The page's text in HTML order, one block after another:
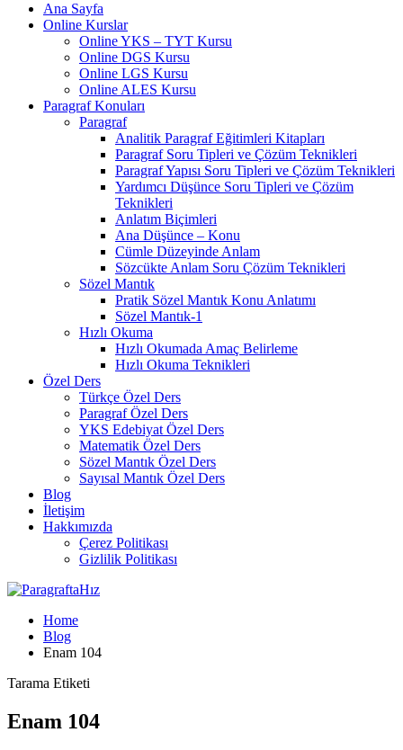
Ana Sayfa
Online Kurslar
Online YKS – TYT Kursu
Online DGS Kursu
Online LGS Kursu
Online ALES Kursu
Paragraf Konuları
Paragraf
Analitik Paragraf Eğitimleri Kitapları
Paragraf Soru Tipleri ve Çözüm Teknikleri
Paragraf Yapısı Soru Tipleri ve Çözüm Teknikleri
Yardımcı Düşünce Soru Tipleri ve Çözüm
Teknikleri
Anlatım Biçimleri
Ana Düşünce – Konu
Cümle Düzeyinde Anlam
Sözcükte Anlam Soru Çözüm Teknikleri
Sözel Mantık
Pratik Sözel Mantık Konu Anlatımı
Sözel Mantık-1
Hızlı Okuma
Hızlı Okumada Amaç Belirleme
Hızlı Okuma Teknikleri
Özel Ders
Türkçe Özel Ders
Paragraf Özel Ders
YKS Edebiyat Özel Ders
Matematik Özel Ders
Sözel Mantık Özel Ders
Sayısal Mantık Özel Ders
Blog
İletişim
Hakkımızda
Çerez Politikası
Gizlilik Politikası
Home
Blog
Enam 104
Tarama Etiketi
Enam 104